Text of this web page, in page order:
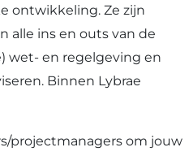
ontwikkeling. Ze zijn
alle ins en outs van de
wet- en regelgeving en
Binnen Lybrae
projectmanagers om jouw